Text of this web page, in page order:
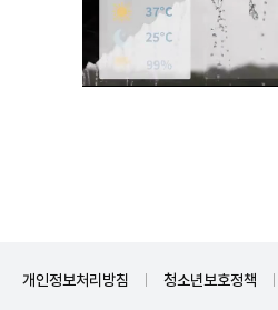
개인정보처리방침 청소년보호정책